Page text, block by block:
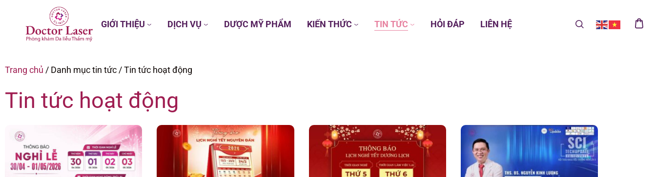
GIỚI THIỆU DỊCH VỤ DƯỢC MỸ PHẨM KIẾN THỨC TIN TỨC HỎI ĐÁP LIÊN HỆ
Trang chủ / Danh mục tin tức /Tin tức hoạt động
Tin tức hoạt động